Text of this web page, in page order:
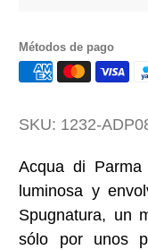
Métodos de pago
SKU: 1232-
Acqua di Parma
luminosa y
Spugnatura, un
sólo por unos